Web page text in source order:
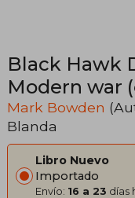
Black Hawk
Modern war
Mark Bowden
Blanda
Libro Nuevo
Importado
Envío: 16 a 23 días